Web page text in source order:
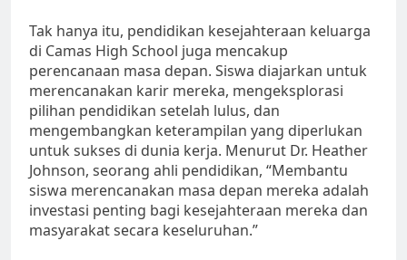
Tak hanya itu, pendidikan kesejahteraan keluarga
di Camas High School juga mencakup
perencanaan masa depan. Siswa diajarkan untuk
merencanakan karir mereka, mengeksplorasi
pilihan pendidikan setelah lulus, dan
mengembangkan keterampilan yang diperlukan
untuk sukses di dunia kerja. Menurut Dr. Heather
Johnson, seorang ahli pendidikan, “Membantu
siswa merencanakan masa depan mereka adalah
investasi penting bagi kesejahteraan mereka dan
masyarakat secara keseluruhan.”